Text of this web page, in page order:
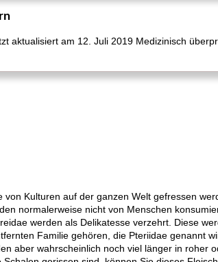
aktualisiert am 12. Juli 2019 Medizinisch
von Kulturen auf der ganzen Welt gefressen
normalerweise nicht von Menschen
werden als Delikatesse verzehrt. Diese
Familie gehören, die Pteriidae genannt
aber wahrscheinlich noch viel länger in roher